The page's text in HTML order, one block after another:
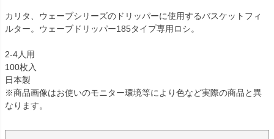
カリタ、ウェーブシリーズのドリッパーに使用するバスケットフィ
ルター。ウェーブドリッパー185タイプ専用ロシ。
2-4人用
100枚入
日本製
※商品画像はお使いのモニター環境等により色など実際の商品と異
なります。